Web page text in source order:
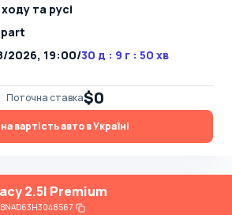
та русі
2026, 19:00/30 д : 9 г : 50 хв
Поточна ставка$0
вартість авто в Україні
2.5I Premium